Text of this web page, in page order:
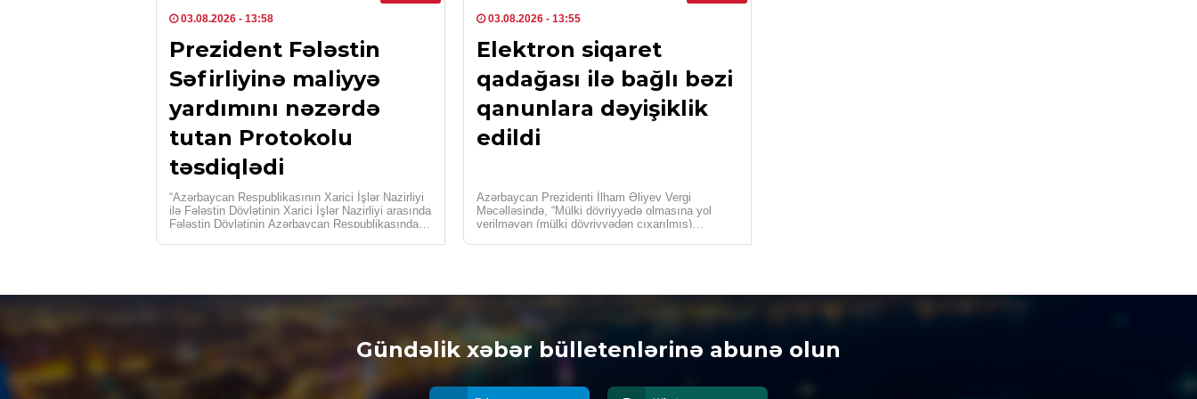
03.08.2026 - 13:58
Prezident Fələstin
Səfirliyinə maliyyə
yardımını nəzərdə
tutan Protokolu
təsdiqlədi
“Azərbaycan Respublikasının Xarici İşlər Nazirliyi
ilə Fələstin Dövlətinin Xarici İşlər Nazirliyi arasında
Fələstin Dövlətinin Azərbaycan Respublikasındakı
03.08.2026- 13:55
Elektron siqaret
qadağası ilə bağlı bəzi
qanunlara dəyişiklik
edildi
Azərbaycan Prezidenti İlham Əliyev Vergi
Məcəlləsində, “Mülki dövriyyədə olmasına yol
verilməyən (mülki dövriyyədən çıxarılmış)
Bakı metrosunda xətlərin ayrılmasına
Gündəlik xəbər bülletenlərinə abunə olun